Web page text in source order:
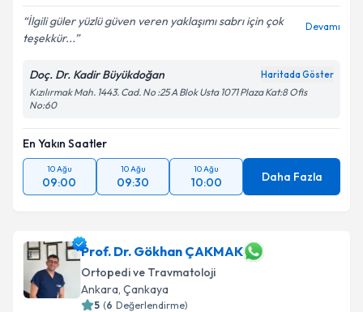
İlgili güler yüzlü güven veren yaklaşımı sabrı için çok
teşekkür...
Devamı
Doç. Dr. Kadir Büyükdoğan Haritada Göster
Kızılırmak Mah. 1443. Cad. No :25 A Blok Usta 1071 Plaza Kat:8 Ofis
No:60
En Yakın Saatler
10 Ağu
09:00
10 Ağu
09:30
10 Ağu
10:00 Daha Fazla
Prof. Dr. Gökhan ÇAKMAK
Ortopedi ve Travmatoloji
Ankara, Çankaya
5 (6 Değerlendirme)